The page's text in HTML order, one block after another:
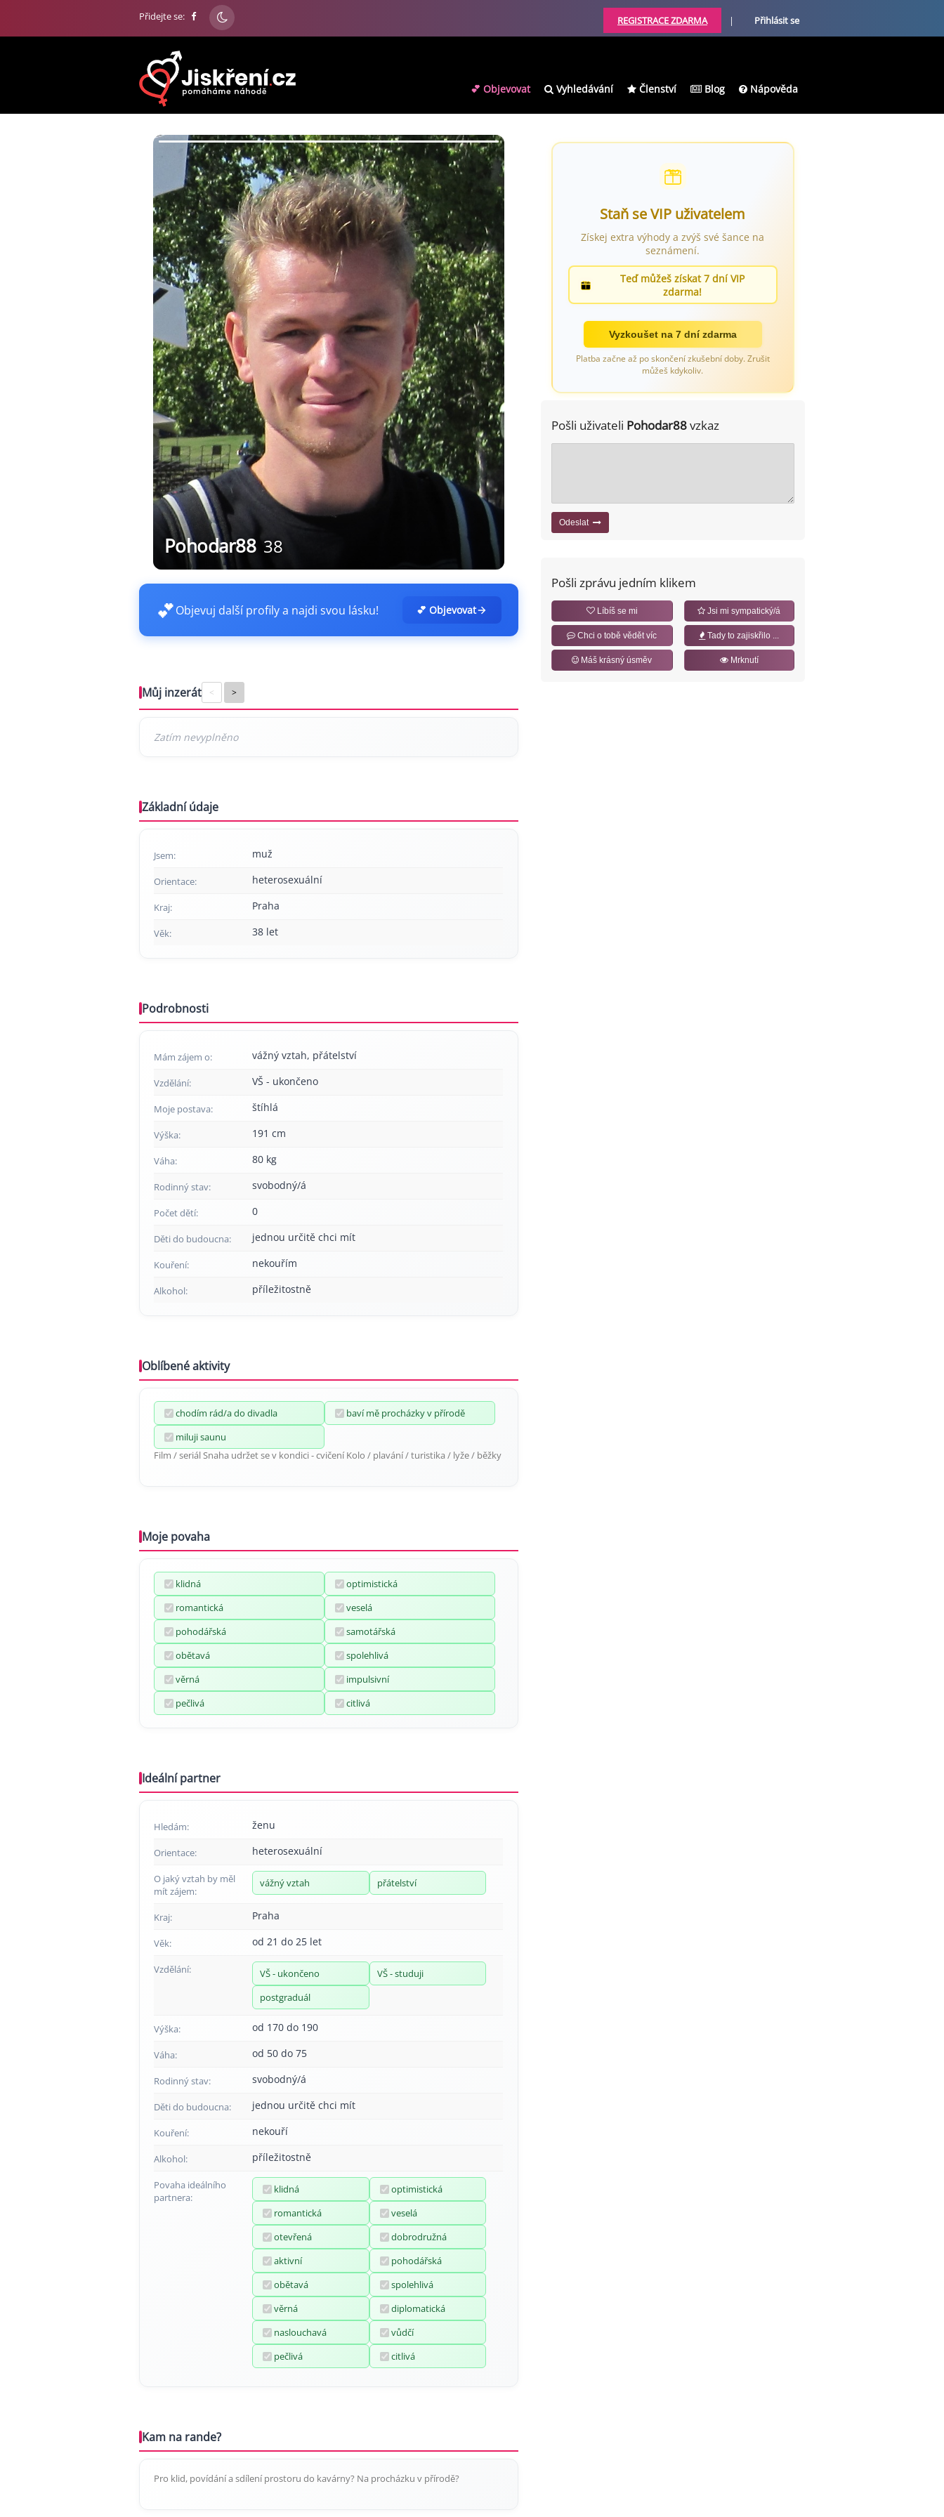
Přidejte se: REGISTRACE ZDARMA | Přihlásit se
💕 Objevovat Vyhledávání Členství Blog Nápověda
Pohodar88 38
💕Objevuj další profily a najdi svou lásku! 💕 Objevovat
Můj inzerát < >
Základní údaje
Jsem: muž
Orientace: heterosexuální
Kraj: Praha
Věk: 38 let
Podrobnosti
Mám zájem o: vážný vztah, přátelství
Vzdělání: VŠ - ukončeno
Moje postava: štíhlá
Výška: 191 cm
Váha: 80 kg
Rodinný stav: svobodný/á
Počet dětí: 0
Děti do budoucna: jednou určitě chci mít
Kouření: nekouřím
Alkohol: příležitostně
Oblíbené aktivity
chodím rád/a do divadla
baví mě procházky v přírodě
miluji saunu
Film / seriál Snaha udržet se v kondici - cvičení Kolo / plavání / turistika / lyže / běžky
Moje povaha
klidná
optimistická
romantická
veselá
pohodářská
samotářská
obětavá
spolehlivá
věrná
impulsivní
pečlivá
citlivá
Ideální partner
Hledám: ženu
Orientace: heterosexuální
O jaký vztah by měl
mít zájem:
vážný vztah přátelství
Kraj: Praha
Věk: od 21 do 25 let
Vzdělání: VŠ - ukončeno
VŠ - studuji
postgraduál
Výška: od 170 do 190
Váha: od 50 do 75
Rodinný stav: svobodný/á
Děti do budoucna: jednou určitě chci mít
Kouření: nekouří
Alkohol: příležitostně
Povaha ideálního
partnera:
klidná
optimistická
romantická
veselá
otevřená
dobrodružná
aktivní
pohodářská
obětavá
spolehlivá
věrná
diplomatická
naslouchavá
vůdčí
pečlivá
citlivá
Kam na rande?
Pro klid, povídání a sdílení prostoru do kavárny? Na procházku v přírodě?
Staň se VIP uživatelem
Získej extra výhody a zvýš své šance na
seznámení.
Teď můžeš získat 7 dní VIP
zdarma!
Vyzkoušet na 7 dní zdarma
Platba začne až po skončení zkušební doby. Zrušit
můžeš kdykoliv.
Pošli uživateli Pohodar88vzkaz
Odeslat
Pošli zprávu jedním klikem
Líbíš se mi Jsi mi sympatický/á
Chci o tobě vědět víc Tady to zajiskřilo ...
Máš krásný úsměv Mrknutí